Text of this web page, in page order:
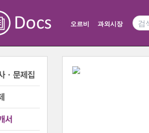
오르비 과외시장